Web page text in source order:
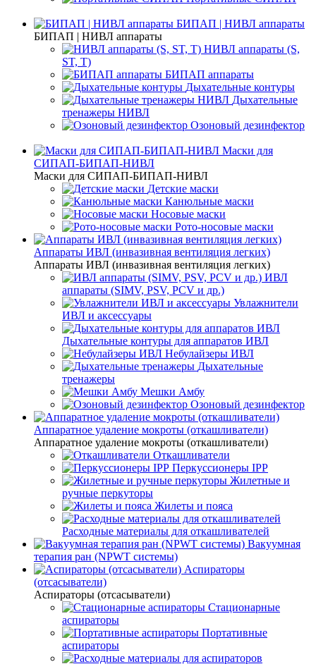
БИПАП | НИВЛ аппараты
БИПАП | НИВЛ аппараты
НИВЛ аппараты (S,
ST, T)
БИПАП аппараты
Дыхательные контуры
Дыхательные
тренажеры НИВЛ
Озоновый дезинфектор
Маски для
СИПАП-БИПАП-НИВЛ
Маски для СИПАП-БИПАП-НИВЛ
Детские маски
Канюльные маски
Носовые маски
Рото-носовые маски
Аппараты ИВЛ (инвазивная вентиляция легких)
Аппараты ИВЛ (инвазивная вентиляция легких)
ИВЛ
аппараты (SIMV, PSV, PCV и др.)
Увлажнители
ИВЛ и аксессуары
Дыхательные контуры для аппаратов ИВЛ
Небулайзеры ИВЛ
Дыхательные
тренажеры
Мешки Амбу
Озоновый дезинфектор
Аппаратное удаление мокроты (откашливатели)
Аппаратное удаление мокроты (откашливатели)
Откашливатели
Перкуссионеры IPP
Жилетные и
ручные перкуторы
Жилеты и пояса
Расходные материалы для откашливателей
Вакуумная
терапия ран (NPWT системы)
Аспираторы
(отсасыватели)
Аспираторы (отсасыватели)
Стационарные
аспираторы
Портативные
аспираторы